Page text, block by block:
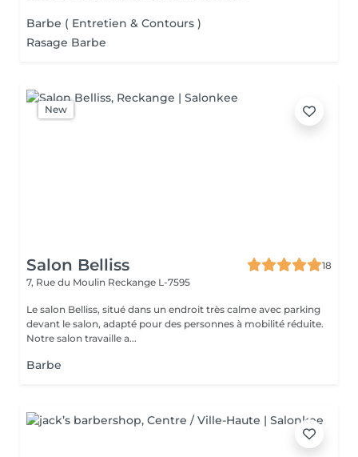
Barbe ( Entretien & Contours )
Rasage Barbe
New
Salon Belliss
18
7, Rue du Moulin Reckange L-7595
Le salon Belliss, situé dans un endroit très calme avec parking
devant le salon, adapté pour des personnes à mobilité réduite.
Notre salon travaille a...
Barbe